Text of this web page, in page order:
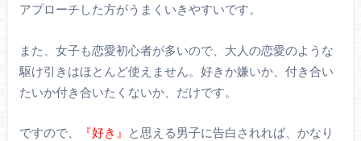
アプローチした方がうまくいきやすいです。
また、女子も恋愛初心者が多いので、大人の恋愛のような
駆け引きはほとんど使えません。好きか嫌いか、付き合い
たいか付き合いたくないか、だけです。
ですので、 『好き』
と思える男子に告白されれば、かなり